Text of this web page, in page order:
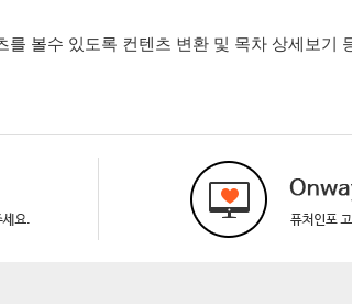
볼수 있도록 컨텐츠 변환 및 목차 상세보기